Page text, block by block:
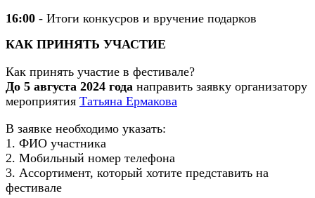
16:00 - Итоги конкусров и вручение подарков
КАК ПРИНЯТЬ УЧАСТИЕ
Как принять участие в фестивале?
До 5 августа 2024 года направить заявку организатору
мероприятия Татьяна Ермакова
В заявке необходимо указать:
1. ФИО участника
2. Мобильный номер телефона
3. Ассортимент, который хотите представить на
фестивале